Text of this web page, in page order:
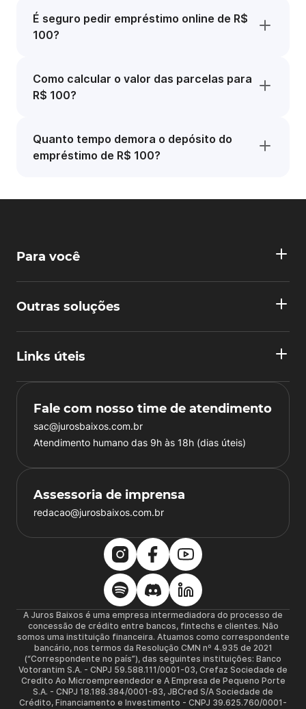
É seguro pedir empréstimo online de R$
100?
Como calcular o valor das parcelas para
R$ 100?
Quanto tempo demora o depósito do
empréstimo de R$ 100?
Para você
Outras soluções
Links úteis
Fale com nosso time de atendimento
sac@jurosbaixos.com.br
Atendimento humano das 9h às 18h (dias úteis)
Assessoria de imprensa
redacao@jurosbaixos.com.br
A Juros Baixos é uma empresa intermediadora do processo de
concessão de crédito entre bancos, fintechs e clientes. Não
somos uma instituição financeira. Atuamos como correspondente
bancário, nos termos da Resolução CMN nº 4.935 de 2021
(“Correspondente no país”), das seguintes instituições: Banco
Votorantim S.A. - CNPJ 59.588.111/0001-03, Crefaz Sociedade de
Credito Ao Microempreendedor e A Empresa de Pequeno Porte
S.A. - CNPJ 18.188.384/0001-83, JBCred S/A Sociedade de
Crédito, Financiamento e Investimento - CNPJ 39.625.760/0001-